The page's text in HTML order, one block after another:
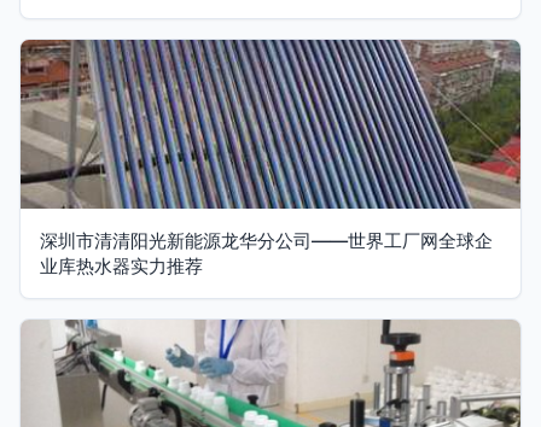
深圳市清清阳光新能源龙华分公司——世界工厂网全球企
业库热水器实力推荐